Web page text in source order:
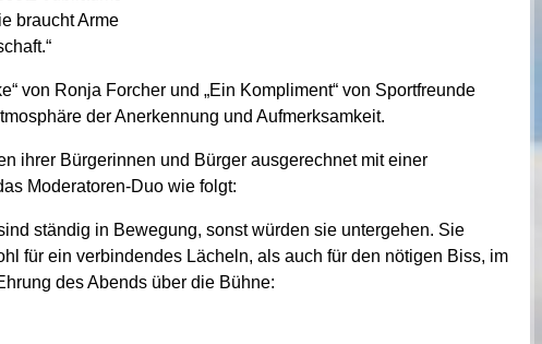
braucht Arme
von Ronja Forcher und „Ein Kompliment“ von Sportfreunde
der Anerkennung und Aufmerksamkeit.
ihrer Bürgerinnen und Bürger ausgerechnet mit einer
Moderatoren-Duo wie folgt:
ständig in Bewegung, sonst würden sie untergehen. Sie
für ein verbindendes Lächeln, als auch für den nötigen Biss, im
des Abends über die Bühne: